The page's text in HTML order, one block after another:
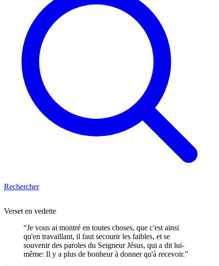
Rechercher
Verset en vedette
“Je vous ai montré en toutes choses, que c'est ainsi
qu'en travaillant, il faut secourir les faibles, et se
souvenir des paroles du Seigneur Jésus, qui a dit lui-
même: Il y a plus de bonheur à donner qu'à recevoir.”